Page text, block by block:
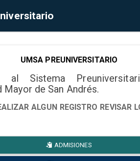
UMSA PREUNIVERSITARIO
al Sistema
Mayor de San Andrés.
ALGUN REGISTRO REVISAR
ADMISIONES